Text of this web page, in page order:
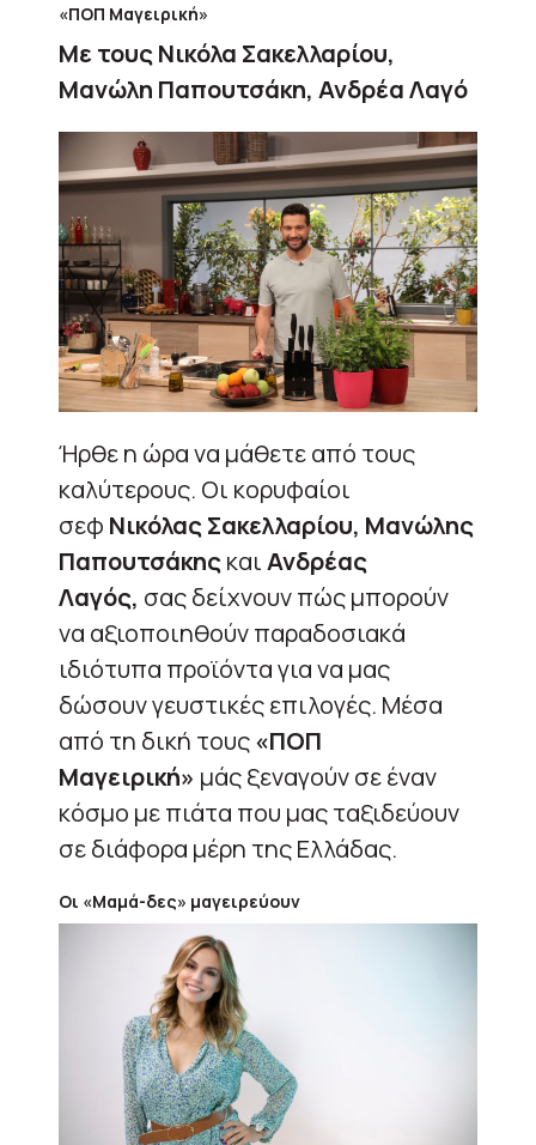
«ΠΟΠ Μαγειρική»
Με τους Νικόλα Σακελλαρίου,
Μανώλη Παπουτσάκη, Ανδρέα Λαγό
Ήρθε η ώρα να μάθετε από τους
καλύτερους. Οι κορυφαίοι
σεφ Νικόλας Σακελλαρίου, Μανώλης
Παπουτσάκηςκαι Ανδρέας
Λαγός, σας δείχνουν πώς μπορούν
να αξιοποιηθούν παραδοσιακά
ιδιότυπα προϊόντα για να μας
δώσουν γευστικές επιλογές. Μέσα
από τη δική τους«ΠΟΠ
Μαγειρική» μάς ξεναγούν σε έναν
κόσμο με πιάτα που μας ταξιδεύουν
σε διάφορα μέρη της Ελλάδας.
Οι «Μαμά-δες» μαγειρεύουν